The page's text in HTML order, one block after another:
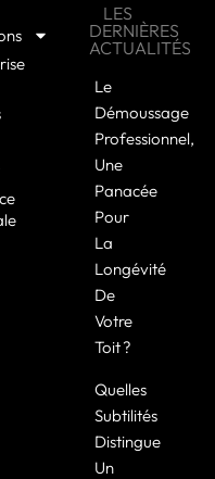
LES
DERNIÈRES
ACTUALITÉS
Le
Démoussage
Professionnel,
Une
Panacée
Pour
La
Longévité
De
Votre
Toit ?
Quelles
Subtilités
Distingue
Un